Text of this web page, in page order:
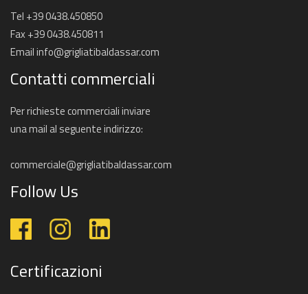
Tel +39 0438.450850
Fax +39 0438.450811
Emailinfo@grigliatibaldassar.com
Contatti commerciali
Per richieste commerciali inviare
una mail al seguente indirizzo:
commerciale@grigliatibaldassar.com
Follow Us
Certificazioni